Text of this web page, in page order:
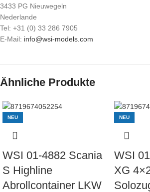
3433 PG Nieuwegeln
Nederlande
Tel: +31 (0) 33 286 7905
E-Mail: info@wsi-models.com
Ähnliche Produkte
NEU
WSI 01-4882 Scania
S Highline
Abrollcontainer LKW
NEU
WSI
XG